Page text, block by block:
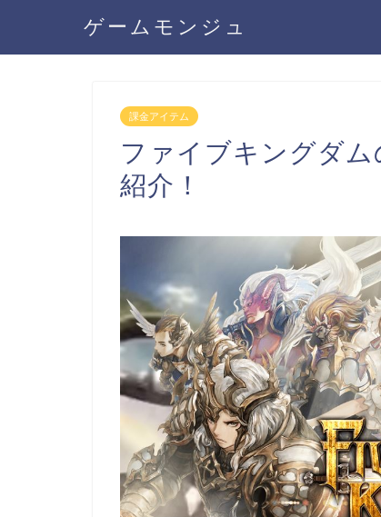
ゲームモンジュ
課金アイテム
ファイブキングダ
紹介！